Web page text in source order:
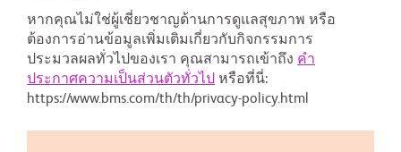
หากคุณไม่ใช่ผู้เชี่ยวชาญด้านการดูแลสุขภาพ หรือ
ต้องการอ่านข้อมูลเพิ่มเติมเกี่ยวกับกิจกรรมการ
ประมวลผลทั่วไปของเรา คุณสามารถเข้าถึง คำ
ประกาศความเป็นส่วนตัวทั่วไป หรือที่นี่:
https://www.bms.com/th/th/privacy-policy.html